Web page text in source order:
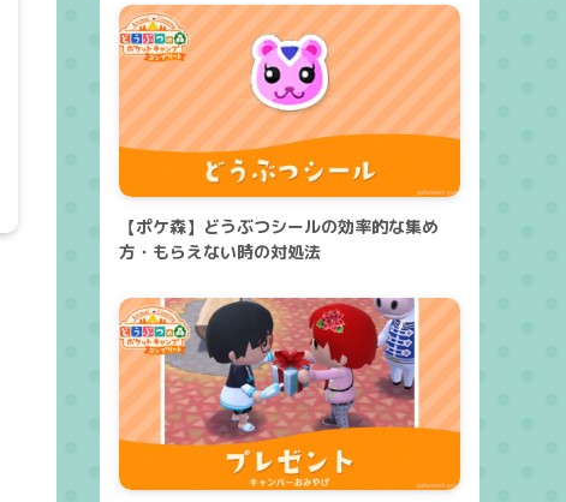
【ポケ森】どうぶつシールの効率的な集め
方・もらえない時の対処法